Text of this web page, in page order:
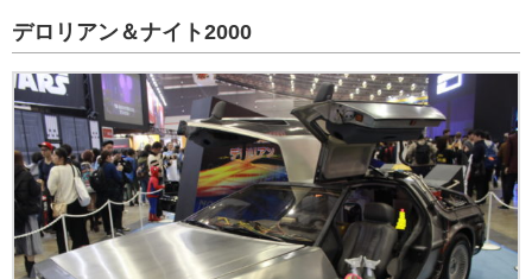
デロリアン＆ナイト2000